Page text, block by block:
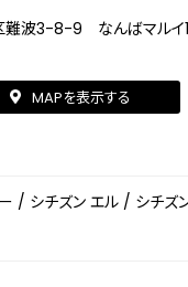
難波3-8-9 なんばマルイ
MAPを表示する
/ シチズン エル / シチズ